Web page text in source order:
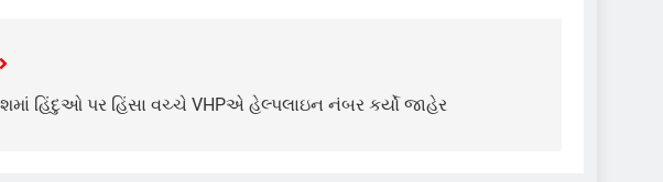
હિંદુઓ પર હિંસા વચ્ચે VHPએ હેલ્પલાઇન નંબર કર્યો જાહેર